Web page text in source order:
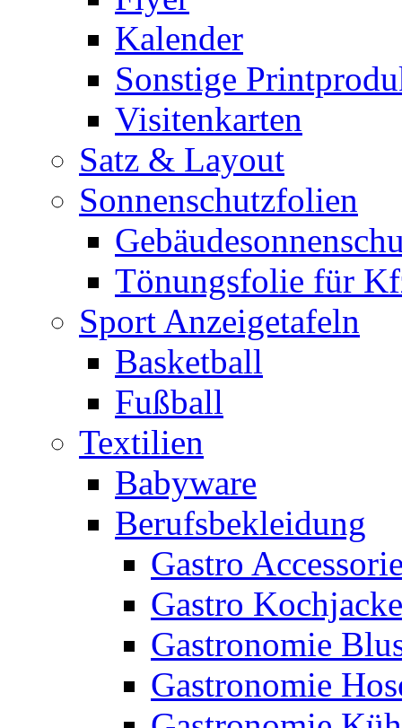
Kalender
Sonstige
Visitenkarten
Satz & Layout
Sonnenschutzfolien
Tönungsfolie für
Sport Anzeigetafeln
Basketball
Fußball
Textilien
Babyware
Berufsbekleidung
Gastro
Gastro
Gastronomie
Gastronomie